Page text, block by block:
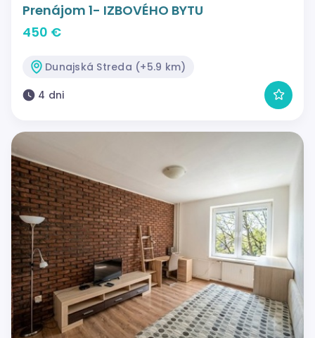
Prenájom 1- IZBOVÉHO BYTU
450 €
Dunajská Streda (+5.9 km)
4 dni